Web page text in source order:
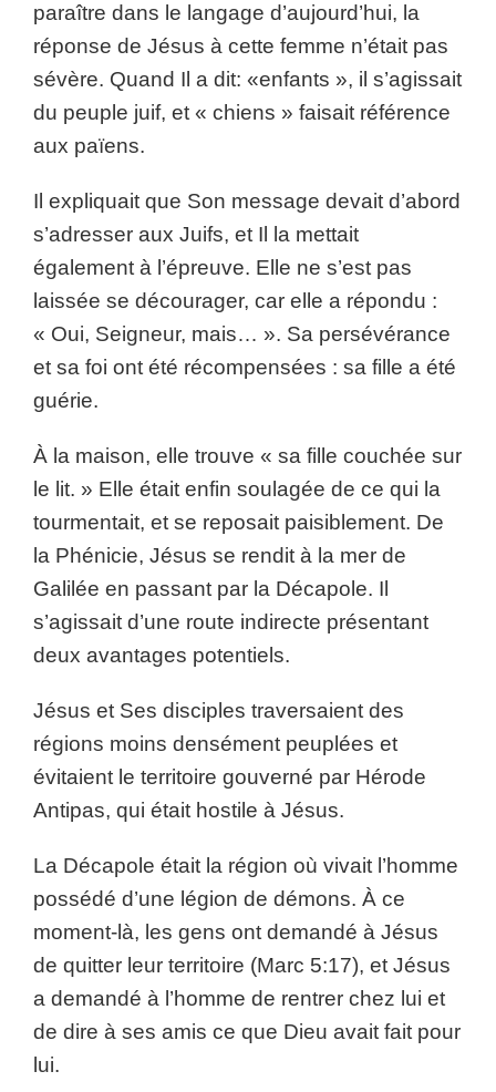
paraître dans le langage d’aujourd’hui, la
réponse de Jésus à cette femme n’était pas
sévère. Quand Il a dit: «enfants », il s’agissait
du peuple juif, et « chiens » faisait référence
aux païens.
Il expliquait que Son message devait d’abord
s’adresser aux Juifs, et Il la mettait
également à l’épreuve. Elle ne s’est pas
laissée se décourager, car elle a répondu :
« Oui, Seigneur, mais… ». Sa persévérance
et sa foi ont été récompensées : sa fille a été
guérie.
À la maison, elle trouve « sa fille couchée sur
le lit. » Elle était enfin soulagée de ce qui la
tourmentait, et se reposait paisiblement. De
la Phénicie, Jésus se rendit à la mer de
Galilée en passant par la Décapole. Il
s’agissait d’une route indirecte présentant
deux avantages potentiels.
Jésus et Ses disciples traversaient des
régions moins densément peuplées et
évitaient le territoire gouverné par Hérode
Antipas, qui était hostile à Jésus.
La Décapole était la région où vivait l’homme
possédé d’une légion de démons. À ce
moment-là, les gens ont demandé à Jésus
de quitter leur territoire (Marc 5:17), et Jésus
a demandé à l’homme de rentrer chez lui et
de dire à ses amis ce que Dieu avait fait pour
lui.